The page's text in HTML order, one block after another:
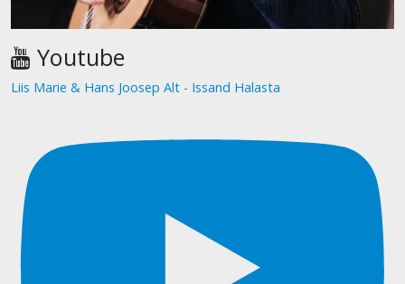
Youtube
Liis Marie & Hans Joosep Alt - Issand Halasta